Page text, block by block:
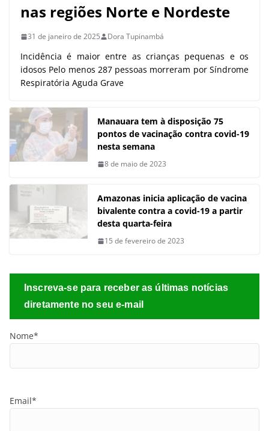
pontos de vacinação contra covid-19
Amazonas inicia aplicação de vacina
15 de fevereiro de 2023
Inscreva-se para receber as últimas notícias
diretamente no seu e-mail
Nome*
Email*